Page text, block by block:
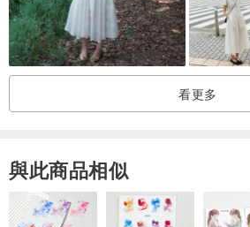
看更多
與此商品相似